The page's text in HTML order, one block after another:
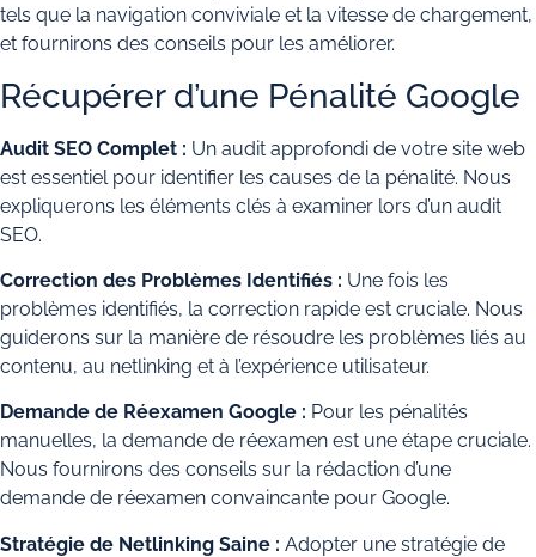
tels que la navigation conviviale et la vitesse de chargement,
et fournirons des conseils pour les améliorer.
Récupérer d’une Pénalité Google
Audit SEO Complet : Un audit approfondi de votre site web
est essentiel pour identifier les causes de la pénalité. Nous
expliquerons les éléments clés à examiner lors d’un audit
SEO.
Correction des Problèmes Identifiés : Une fois les
problèmes identifiés, la correction rapide est cruciale. Nous
guiderons sur la manière de résoudre les problèmes liés au
contenu, au netlinking et à l’expérience utilisateur.
Demande de Réexamen Google : Pour les pénalités
manuelles, la demande de réexamen est une étape cruciale.
Nous fournirons des conseils sur la rédaction d’une
demande de réexamen convaincante pour Google.
Stratégie de Netlinking Saine : Adopter une stratégie de